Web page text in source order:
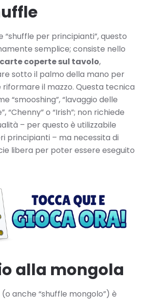
“shuffle per principianti”, questo
semplice; consiste nello
coperte sul tavolo,
sotto il palmo della mano per
il mazzo. Questa tecnica
“smooshing”, “lavaggio delle
“Chenny” o “Irish”; non richiede
– per questo è utilizzabile
principianti – ma necessita di
libera per poter essere eseguito
alla mongola
(o anche “shuffle mongolo”) è